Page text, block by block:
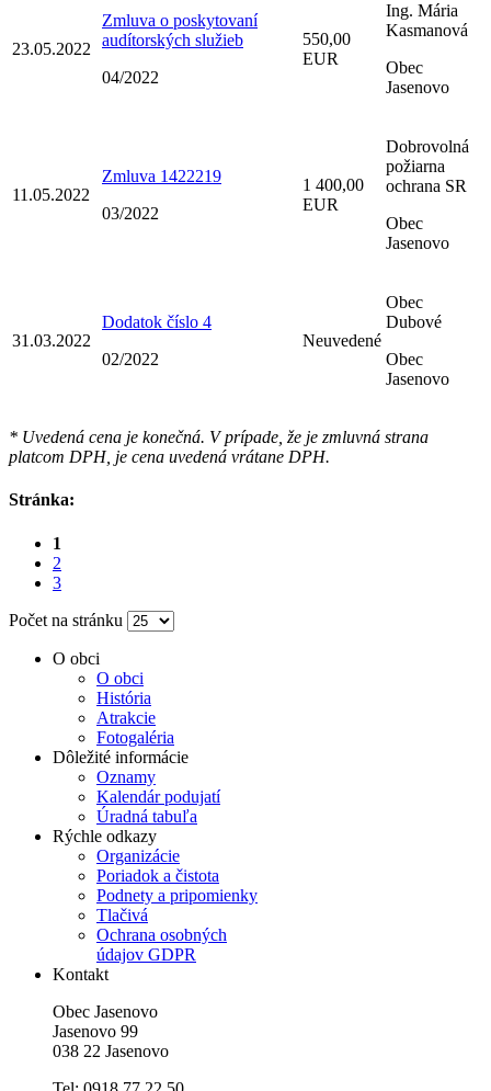
23.05.2022
Zmluva o poskytovaní
audítorských služieb
04/2022
550,00
EUR
Ing. Mária
Kasmanová
Obec
Jasenovo
11.05.2022
Zmluva 1422219
03/2022
1 400,00
EUR
Dobrovolná
požiarna
ochrana SR
Obec
Jasenovo
31.03.2022
Dodatok číslo 4
02/2022
Neuvedené
Obec
Dubové
Obec
Jasenovo
* Uvedená cena je konečná. V prípade, že je zmluvná strana
platcom DPH, je cena uvedená vrátane DPH.
Stránka:
1
2
3
Počet na stránku
O obci
O obci
História
Atrakcie
Fotogaléria
Dôležité informácie
Oznamy
Kalendár podujatí
Úradná tabuľa
Rýchle odkazy
Organizácie
Poriadok a čistota
Podnety a pripomienky
Tlačivá
Ochrana osobných
údajov GDPR
Kontakt
Obec Jasenovo
Jasenovo 99
038 22 Jasenovo